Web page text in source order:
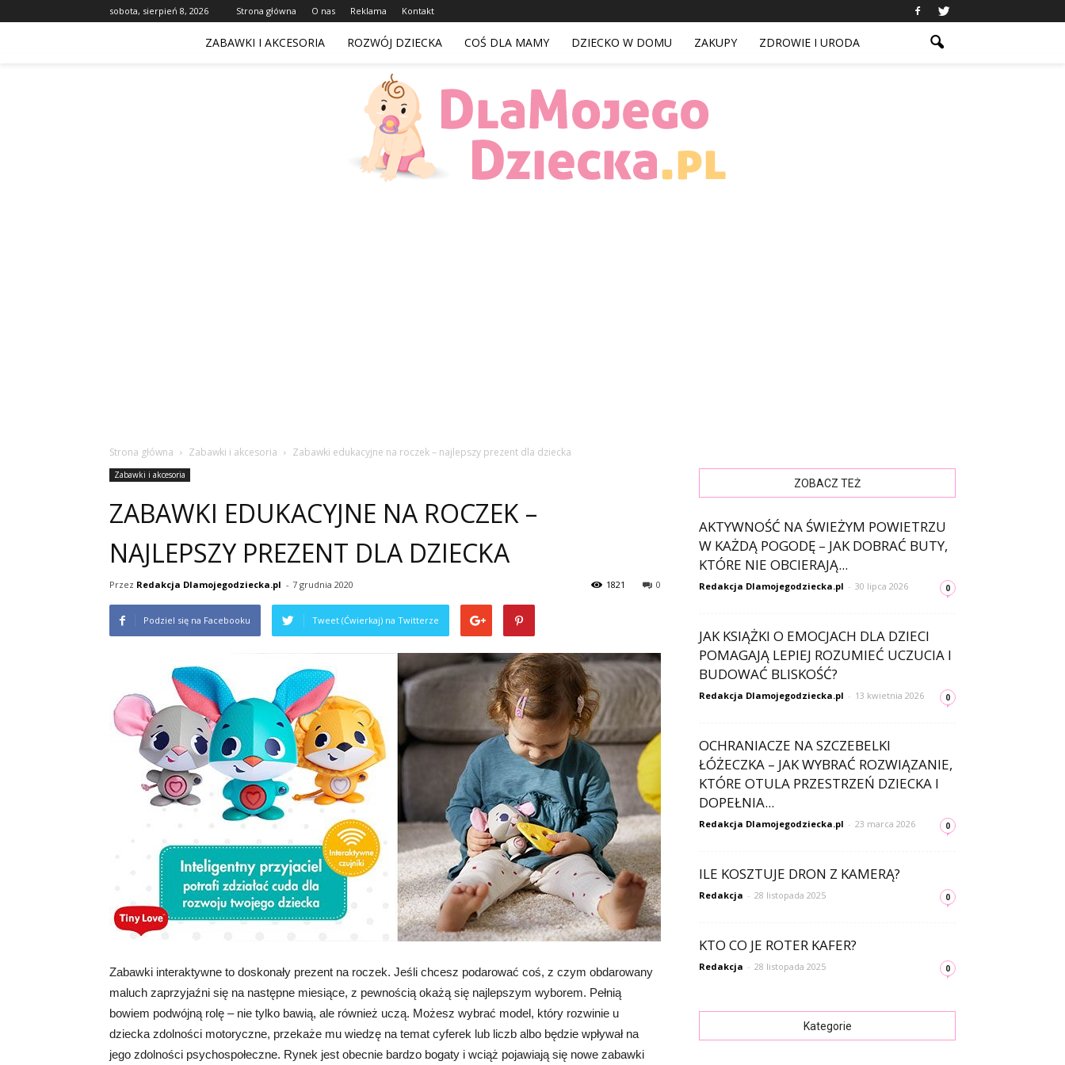
sobota, sierpień 8, 2026 Strona główna O nas Reklama Kontakt
ZABAWKI I AKCESORIA ROZWÓJ DZIECKA COŚ DLA MAMY DZIECKO W DOMU ZAKUPY ZDROWIE I URODA
Strona główna Zabawki i akcesoria Zabawki edukacyjne na roczek – najlepszy prezent dla dziecka
Zabawki i akcesoria
ZABAWKI EDUKACYJNE NA ROCZEK –
NAJLEPSZY PREZENT DLA DZIECKA
Przez Redakcja Dlamojegodziecka.pl - 7 grudnia 2020 0
1821
Podziel się na Facebooku Tweet (Ćwierkaj) na Twitterze
Zabawki interaktywne to doskonały prezent na roczek. Jeśli chcesz podarować coś, z czym obdarowany
maluch zaprzyjaźni się na następne miesiące, z pewnością okażą się najlepszym wyborem. Pełnią
bowiem podwójną rolę – nie tylko bawią, ale również uczą. Możesz wybrać model, który rozwinie u
dziecka zdolności motoryczne, przekaże mu wiedzę na temat cyferek lub liczb albo będzie wpływał na
jego zdolności psychospołeczne. Rynek jest obecnie bardzo bogaty i wciąż pojawiają się nowe zabawki
ZOBACZ TEŻ
AKTYWNOŚĆ NA ŚWIEŻYM POWIETRZU
W KAŻDĄ POGODĘ – JAK DOBRAĆ BUTY,
KTÓRE NIE OBCIERAJĄ...
Redakcja Dlamojegodziecka.pl - 30 lipca 2026 0
JAK KSIĄŻKI O EMOCJACH DLA DZIECI
POMAGAJĄ LEPIEJ ROZUMIEĆ UCZUCIA I
BUDOWAĆ BLISKOŚĆ?
Redakcja Dlamojegodziecka.pl - 13 kwietnia 2026 0
OCHRANIACZE NA SZCZEBELKI
ŁÓŻECZKA – JAK WYBRAĆ ROZWIĄZANIE,
KTÓRE OTULA PRZESTRZEŃ DZIECKA I
DOPEŁNIA...
Redakcja Dlamojegodziecka.pl - 23 marca 2026 0
ILE KOSZTUJE DRON Z KAMERĄ?
Redakcja - 28 listopada 2025 0
KTO CO JE ROTER KAFER?
Redakcja - 28 listopada 2025 0
Kategorie